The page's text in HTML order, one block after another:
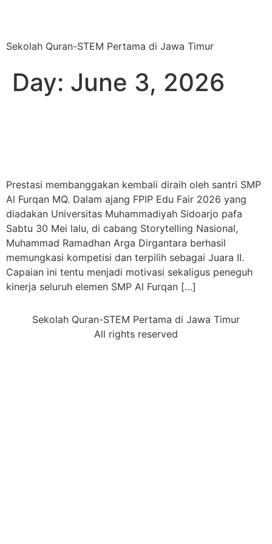
Sekolah Quran-STEM Pertama di Jawa Timur
Day: June 3, 2026
Prestasi membanggakan kembali diraih oleh santri SMP
Al Furqan MQ. Dalam ajang FPIP Edu Fair 2026 yang
diadakan Universitas Muhammadiyah Sidoarjo pafa
Sabtu 30 Mei lalu, di cabang Storytelling Nasional,
Muhammad Ramadhan Arga Dirgantara berhasil
memungkasi kompetisi dan terpilih sebagai Juara II.
Capaian ini tentu menjadi motivasi sekaligus peneguh
kinerja seluruh elemen SMP Al Furqan […]
Sekolah Quran-STEM Pertama di Jawa Timur
All rights reserved